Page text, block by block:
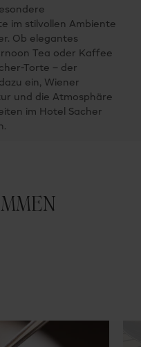
im stilvollen Ambiente
Ob elegantes
Tea oder Kaffee
Torte – der
ein, Wiener
und die Atmosphäre
im Hotel Sacher